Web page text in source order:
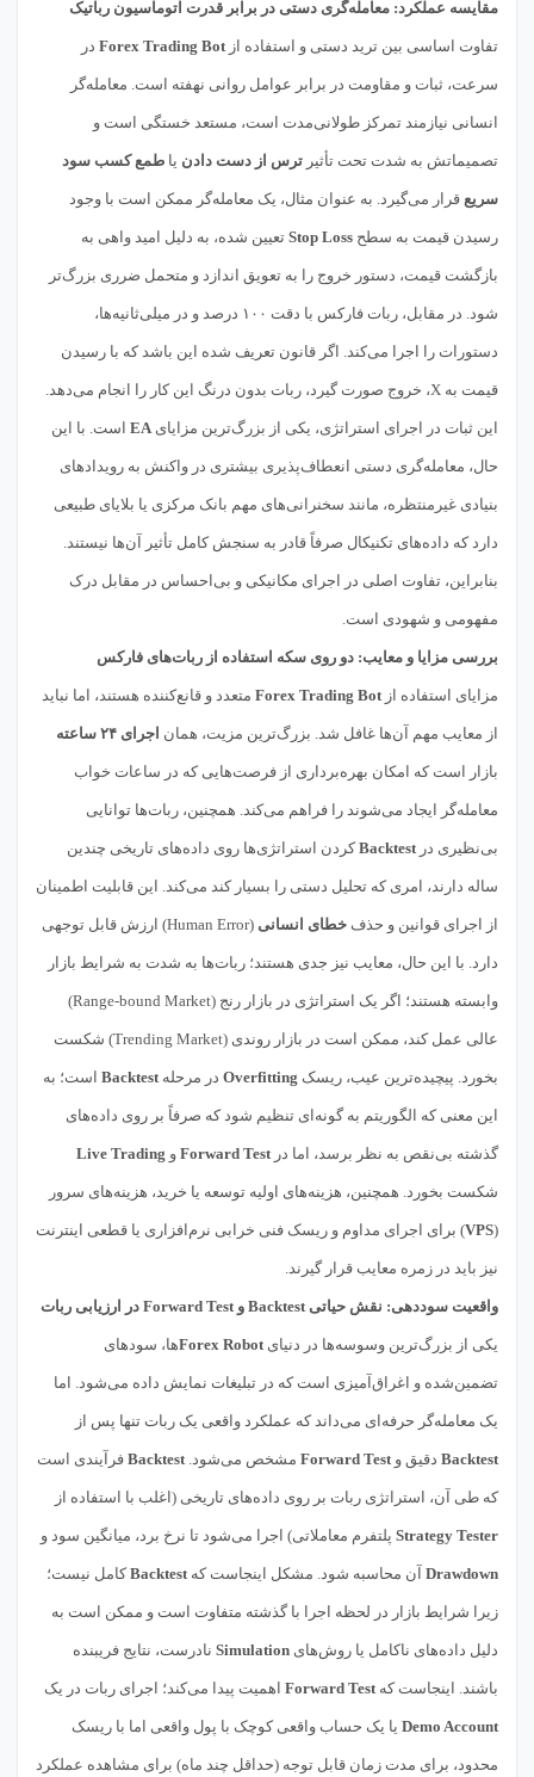
مقایسه عملکرد: معامله‌گری دستی در برابر قدرت اتوماسیون رباتیک
تفاوت اساسی بین ترید دستی و استفاده ازForex Trading Bot در
سرعت، ثبات و مقاومت در برابر عوامل روانی نهفته است. معامله‌گر
انسانی نیازمند تمرکز طولانی‌مدت است، مستعد خستگی است و
تصمیماتش به شدت تحت تأثیر ترس از دست دادن یا طمع کسب سود
سریع قرار می‌گیرد. به عنوان مثال، یک معامله‌گر ممکن است با وجود
رسیدن قیمت به سطح Stop Loss تعیین شده، به دلیل امید واهی به
بازگشت قیمت، دستور خروج را به تعویق اندازد و متحمل ضرری بزرگ‌تر
شود. در مقابل، ربات فارکس با دقت ۱۰۰ درصد و در میلی‌ثانیه‌ها،
دستورات را اجرا می‌کند. اگر قانون تعریف شده این باشد که با رسیدن
قیمت به X، خروج صورت گیرد، ربات بدون درنگ این کار را انجام می‌دهد.
این ثبات در اجرای استراتژی، یکی از بزرگ‌ترین مزایایEA است. با این
حال، معامله‌گری دستی انعطاف‌پذیری بیشتری در واکنش به رویدادهای
بنیادی غیرمنتظره، مانند سخنرانی‌های مهم بانک مرکزی یا بلایای طبیعی
دارد که داده‌های تکنیکال صرفاً قادر به سنجش کامل تأثیر آن‌ها نیستند.
بنابراین، تفاوت اصلی در اجرای مکانیکی و بی‌احساس در مقابل درک
مفهومی و شهودی است.
بررسی مزایا و معایب: دو روی سکه استفاده از ربات‌های فارکس
مزایای استفاده ازForex Trading Bot متعدد و قانع‌کننده هستند، اما نباید
از معایب مهم آن‌ها غافل شد. بزرگ‌ترین مزیت، همان اجرای ۲۴ ساعته
بازار است که امکان بهره‌برداری از فرصت‌هایی که در ساعات خواب
معامله‌گر ایجاد می‌شوند را فراهم می‌کند. همچنین، ربات‌ها توانایی
بی‌نظیری درBacktestکردن استراتژی‌ها روی داده‌های تاریخی چندین
ساله دارند، امری که تحلیل دستی را بسیار کند می‌کند. این قابلیت اطمینان
از اجرای قوانین و حذف خطای انسانی (Human Error) ارزش قابل توجهی
دارد. با این حال، معایب نیز جدی هستند؛ ربات‌ها به شدت به شرایط بازار
وابسته هستند؛ اگر یک استراتژی در بازار رنج (Range-bound Market)
عالی عمل کند، ممکن است در بازار روندی (Trending Market) شکست
بخورد. پیچیده‌ترین عیب، ریسک Overfitting در مرحلهBacktest است؛ به
این معنی که الگوریتم به گونه‌ای تنظیم شود که صرفاً بر روی داده‌های
گذشته بی‌نقص به نظر برسد، اما درForward Test و Live Trading
شکست بخورد. همچنین، هزینه‌های اولیه توسعه یا خرید، هزینه‌های سرور
(
VPS) برای اجرای مداوم و ریسک فنی خرابی نرم‌افزاری یا قطعی اینترنت
نیز باید در زمره معایب قرار گیرند.
واقعیت سوددهی: نقش حیاتی Backtest و Forward Test در ارزیابی ربات
یکی از بزرگ‌ترین وسوسه‌ها در دنیایForex Robotها، سودهای
تضمین‌شده و اغراق‌آمیزی است که در تبلیغات نمایش داده می‌شود. اما
یک معامله‌گر حرفه‌ای می‌داند که عملکرد واقعی یک ربات تنها پس از
Backtest دقیق وForward Test مشخص می‌شود.Backtest فرآیندی است
که طی آن، استراتژی ربات بر روی داده‌های تاریخی (اغلب با استفاده از
Strategy Tester پلتفرم معاملاتی) اجرا می‌شود تا نرخ برد، میانگین سود و
Drawdown آن محاسبه شود. مشکل اینجاست کهBacktestکامل نیست؛
زیرا شرایط بازار در لحظه اجرا با گذشته متفاوت است و ممکن است به
دلیل داده‌های ناکامل یا روش‌های Simulation نادرست، نتایج فریبنده
باشند. اینجاست کهForward Test اهمیت پیدا می‌کند؛ اجرای ربات در یک
Demo Account یا یک حساب واقعی کوچک با پول واقعی اما با ریسک
محدود، برای مدت زمان قابل توجه (حداقل چند ماه) برای مشاهده عملکرد